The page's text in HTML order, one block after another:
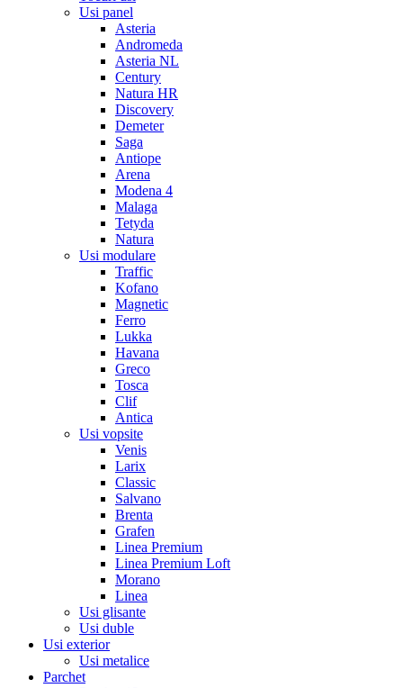
Usi panel
Asteria
Andromeda
Asteria NL
Century
Natura HR
Discovery
Demeter
Saga
Antiope
Arena
Modena 4
Malaga
Tetyda
Natura
Usi modulare
Traffic
Kofano
Magnetic
Ferro
Lukka
Havana
Greco
Tosca
Clif
Antica
Usi vopsite
Venis
Larix
Classic
Salvano
Brenta
Grafen
Linea Premium
Linea Premium Loft
Morano
Linea
Usi glisante
Usi duble
Usi exterior
Usi metalice
Parchet